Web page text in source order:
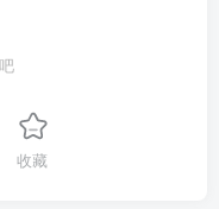
收藏